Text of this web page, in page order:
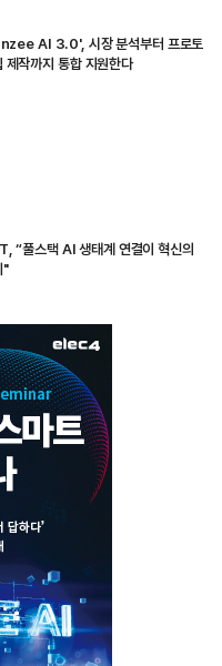
AI 3.0', 시장 분석부터 프로토
제작까지 통합 지원한다
“풀스택 AI 생태계 연결이 혁신의
"